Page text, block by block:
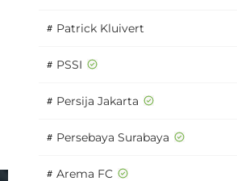
# Patrick Kluivert
# PSSI
# Persija Jakarta
# Persebaya Surabaya
# Arema FC